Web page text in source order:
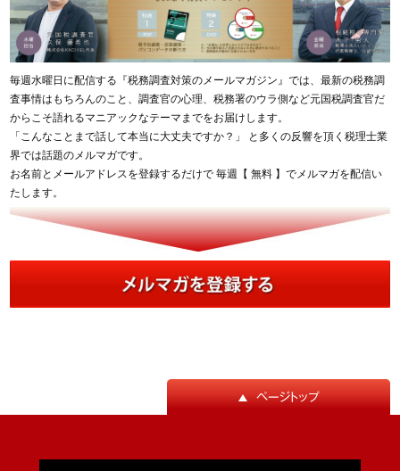
毎週水曜日に配信する『税務調査対策のメールマガジン』では、最新の税務調
査事情はもちろんのこと、調査官の心理、税務署のウラ側など元国税調査官だ
からこそ語れるマニアックなテーマまでをお届けします。
「こんなことまで話して本当に大丈夫ですか？」 と多くの反響を頂く税理士業
界では話題のメルマガです。
お名前とメールアドレスを登録するだけで 毎週【 無料 】でメルマガを配信い
たします。